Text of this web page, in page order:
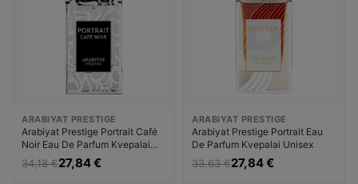
ARABIYAT PRESTIGE
Arabiyat Prestige Portrait Café
Noir Eau De Parfum Kvepalai
Unisex
34,18 €27,84 €
ARABIYAT PRESTIGE
Arabiyat Prestige Portrait Eau
De Parfum Kvepalai Unisex
33,63 €27,84 €